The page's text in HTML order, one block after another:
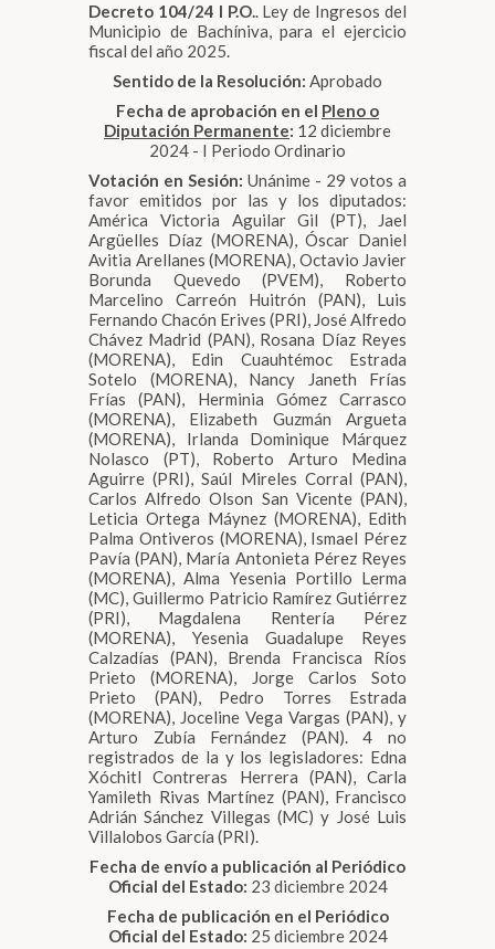
Decreto 104/24 I P.O.. Ley de Ingresos del
Municipio de Bachíniva, para el ejercicio
fiscal del año 2025.
Sentido de la Resolución: Aprobado
Fecha de aprobación en el Pleno o
Diputación Permanente: 12 diciembre
2024 - I Periodo Ordinario
Votación en Sesión: Unánime - 29 votos a
favor emitidos por las y los diputados:
América Victoria Aguilar Gil (PT), Jael
Argüelles Díaz (MORENA), Óscar Daniel
Avitia Arellanes (MORENA), Octavio Javier
Borunda Quevedo (PVEM), Roberto
Marcelino Carreón Huitrón (PAN), Luis
Fernando Chacón Erives (PRI), José Alfredo
Chávez Madrid (PAN), Rosana Díaz Reyes
(MORENA), Edin Cuauhtémoc Estrada
Sotelo (MORENA), Nancy Janeth Frías
Frías (PAN), Herminia Gómez Carrasco
(MORENA), Elizabeth Guzmán Argueta
(MORENA), Irlanda Dominique Márquez
Nolasco (PT), Roberto Arturo Medina
Aguirre (PRI), Saúl Mireles Corral (PAN),
Carlos Alfredo Olson San Vicente (PAN),
Leticia Ortega Máynez (MORENA), Edith
Palma Ontiveros (MORENA), Ismael Pérez
Pavía (PAN), María Antonieta Pérez Reyes
(MORENA), Alma Yesenia Portillo Lerma
(MC), Guillermo Patricio Ramírez Gutiérrez
(PRI), Magdalena Rentería Pérez
(MORENA), Yesenia Guadalupe Reyes
Calzadías (PAN), Brenda Francisca Ríos
Prieto (MORENA), Jorge Carlos Soto
Prieto (PAN), Pedro Torres Estrada
(MORENA), Joceline Vega Vargas (PAN), y
Arturo Zubía Fernández (PAN). 4 no
registrados de la y los legisladores: Edna
Xóchitl Contreras Herrera (PAN), Carla
Yamileth Rivas Martínez (PAN), Francisco
Adrián Sánchez Villegas (MC) y José Luis
Villalobos García (PRI).
Fecha de envío a publicación al Periódico
Oficial del Estado: 23 diciembre 2024
Fecha de publicación en el Periódico
Oficial del Estado: 25 diciembre 2024